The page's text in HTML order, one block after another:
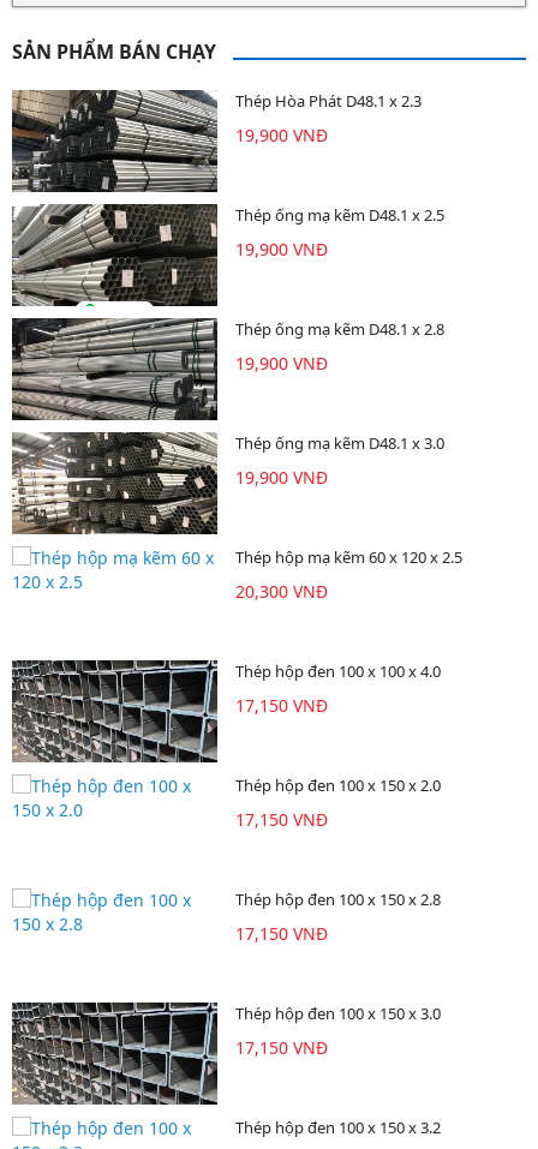
SẢN PHẨM BÁN CHẠY
Thép Hòa Phát D48.1 x 2.3
19,900 VNĐ
Thép ống mạ kẽm D48.1 x 2.5
19,900 VNĐ
Thép ống mạ kẽm D48.1 x 2.8
19,900 VNĐ
Thép ống mạ kẽm D48.1 x 3.0
19,900 VNĐ
Thép hộp mạ kẽm 60 x 120 x 2.5
20,300 VNĐ
Thép hộp đen 100 x 100 x 4.0
17,150 VNĐ
Thép hộp đen 100 x 150 x 2.0
17,150 VNĐ
Thép hộp đen 100 x 150 x 2.8
17,150 VNĐ
Thép hộp đen 100 x 150 x 3.0
17,150 VNĐ
Thép hộp đen 100 x 150 x 3.2